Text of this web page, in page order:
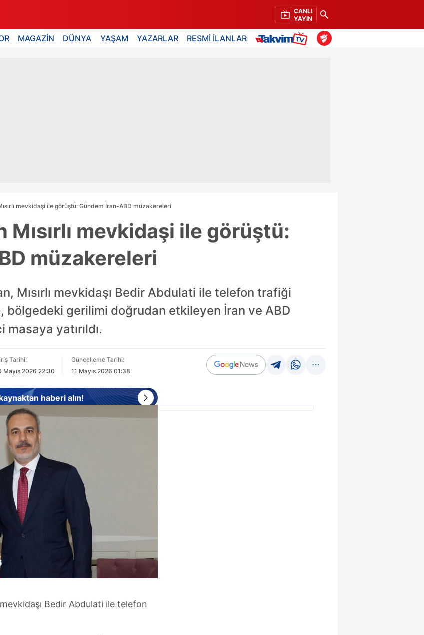
CANLI
YAYIN
MAGAZİN DÜNYA YAŞAM YAZARLAR RESMİ İLANLAR
mevkidaşi ile görüştü: Gündem İran-ABD müzakereleri
Mısırlı mevkidaşi ile görüştü:
müzakereleri
Mısırlı mevkidaşı Bedir Abdulati ile telefon trafiği
bölgedeki gerilimi doğrudan etkileyen İran ve ABD
yatırıldı.
Tarihi:
Mayıs 2026 22:30
Güncelleme Tarihi:
11 Mayıs 2026 01:38
haberi alın!
mevkidaşı Bedir Abdulati ile telefon